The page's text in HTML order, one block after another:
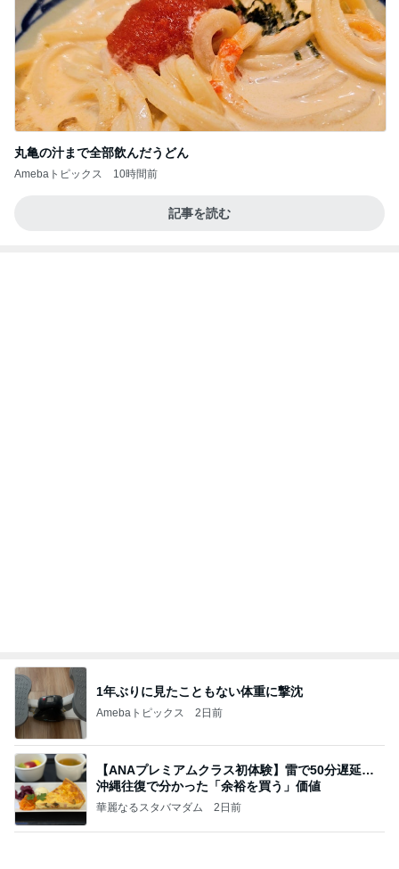
丸亀の汁まで全部飲んだうどん
Amebaトピックス 10時間前
記事を読む
1年ぶりに見たこともない体重に撃沈
Amebaトピックス 2日前
【ANAプレミアムクラス初体験】雷で50分遅延…
沖縄往復で分かった「余裕を買う」価値
華麗なるスタバマダム 2日前